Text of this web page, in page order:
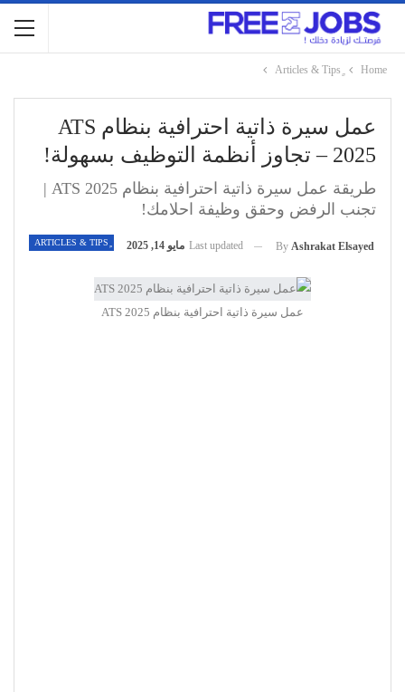
Home
عمل سيرة ذاتية احترافية بنظام ATS
2025 – تجاوز أنظمة التوظيف بسهولة!
طريقة عمل سيرة ذاتية احترافية بنظام ATS 2025 |
تجنب الرفض وحقق وظيفة احلامك!
By Ashrakat Elsayed
Last updated مايو 14, 2025
عمل سيرة ذاتية احترافية بنظام ATS 2025